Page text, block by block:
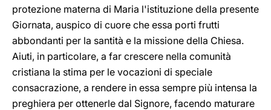
protezione materna di Maria l'istituzione della presente
Giornata, auspico di cuore che essa porti frutti
abbondanti per la santità e la missione della Chiesa.
Aiuti, in particolare, a far crescere nella comunità
cristiana la stima per le vocazioni di speciale
consacrazione, a rendere in essa sempre più intensa la
preghiera per ottenerle dal Signore, facendo maturare